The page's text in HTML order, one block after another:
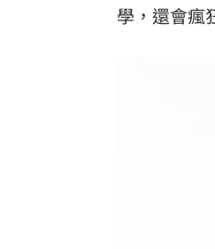
學，還會瘋